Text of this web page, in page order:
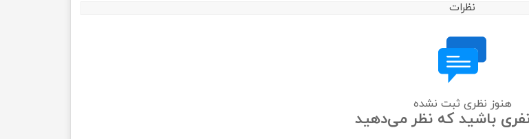
نظرات
هنوز نظری ثبت نشده
باشید که نظر می‌دهید